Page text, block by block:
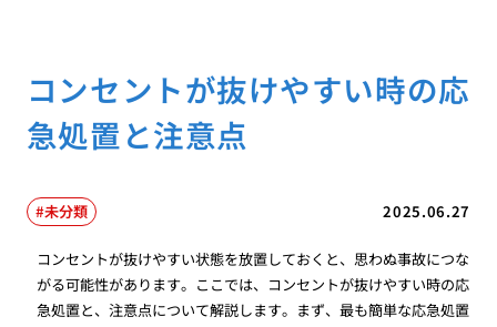
コンセントが抜けやすい時の応
急処置と注意点
2025.06.27
未分類
コンセントが抜けやすい状態を放置しておくと、思わぬ事故につな
がる可能性があります。ここでは、コンセントが抜けやすい時の応
急処置と、注意点について解説します。まず、最も簡単な応急処置